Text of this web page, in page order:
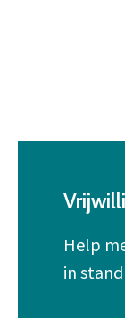
Help
in